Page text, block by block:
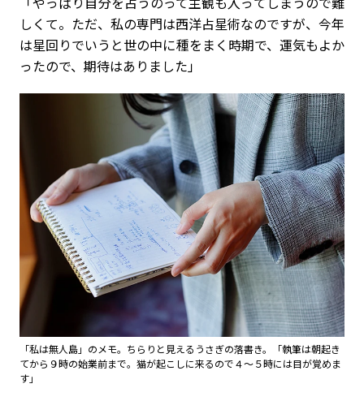
しくて。ただ、私の専門は西洋占星術なのですが、今年
は星回りでいうと世の中に種をまく時期で、運気もよか
ったので、期待はありました」
「私は無人島」のメモ。ちらりと見えるうさぎの落書き。「執筆は朝起き
てから９時の始業前まで。猫が起こしに来るので４～５時には目が覚めま
す」